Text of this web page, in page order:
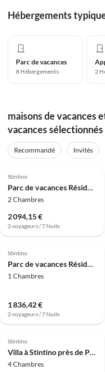
Hébergements
Parc de vacances
8 Hébergements 2
maisons de vacances
vacances
Recommandé Invités
Stintino
Parc de vacances Résidence de vacances Sea Villas, Stintino
2 Chambres
2 094,15 €
2 voyageurs / 7 Nuits
4.0 (30)
Stintino
Parc de vacances Résidence Capo Falcone, Stintino
1 Chambres
1 836,42 €
2 voyageurs / 7 Nuits
4.0 (5)
Stintino
Villa à Stintino près de Plage Pelosa
4 Chambres